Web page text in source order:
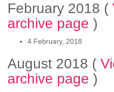
February 2018 (
archive page )
4 February, 2018
August 2018 (
archive page )